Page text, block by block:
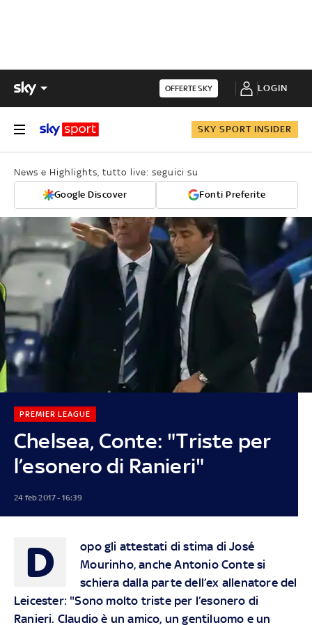
OFFERTE SKY LOGIN
SKY SPORT INSIDER
News e Highlights, tutto live: seguici su
Google Discover Fonti Preferite
Chelsea, Conte: "Triste per
l’esonero di Ranieri"
PREMIER LEAGUE
24 feb 2017 - 16:39
D
opo gli attestati di stima di José
Mourinho, anche Antonio Conte si
schiera dalla parte dell’ex allenatore del
Leicester: "Sono molto triste per l’esonero di
Ranieri. Claudio è un amico, un gentiluomo e un